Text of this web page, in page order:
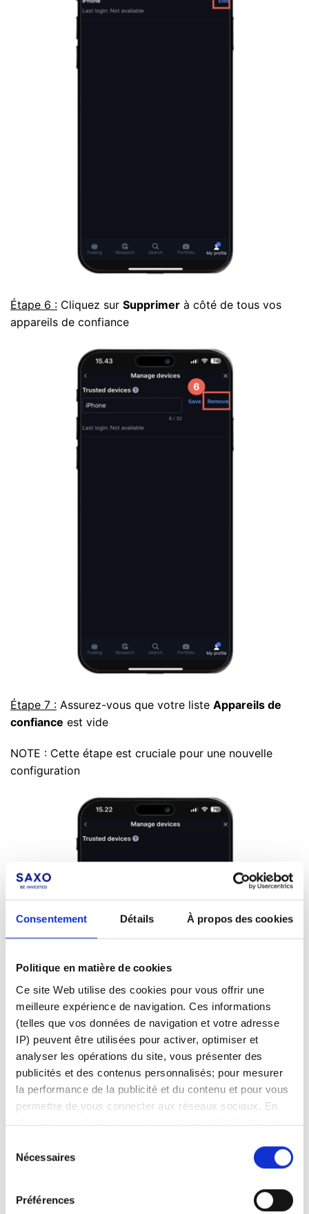
Consentement Détails À propos des cookies
Politique en matière de cookies
Ce site Web utilise des cookies pour vous offrir une
meilleure expérience de navigation. Ces informations
(telles que vos données de navigation et votre adresse
IP) peuvent être utilisées pour activer, optimiser et
analyser les opérations du site, vous présenter des
publicités et des contenus personnalisés; pour mesurer
la performance de la publicité et du contenu et pour vous
permettre de vous connecter aux réseaux sociaux. En
cliquant sur « Autoriser », vous autorisez l'utilisation de
personnelles. Sélectionnez « Gérer le consentement »
pour gérer vos préférences de consentement. Une fois
confirmées, vos préférences de consentement sont
conservées. Vous pouvez modifier vos préférences ou
Nécessaires
Préférences
Étape 6 : Cliquez sur Supprimer à côté de tous vos
appareils de confiance
Étape 7 : Assurez-vous que votre liste Appareils de
confiance est vide
NOTE : Cette étape est cruciale pour une nouvelle
configuration
Étape 8 :Après avoir vidé la liste, fermez l'onglet en
” dans le coin supérieur droit NOTE :
” jusqu'à ce que vous retourniez
à la pageProfil